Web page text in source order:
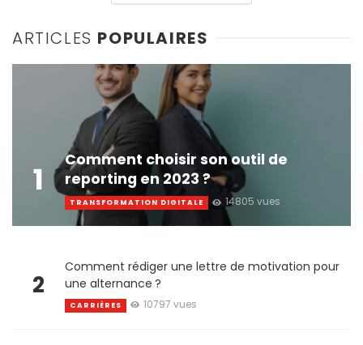
ARTICLES POPULAIRES
1
Comment choisir son outil de
reporting en 2023 ?
TRANSFORMATION DIGITALE 14805 vues
2
Comment rédiger une lettre de motivation pour
une alternance ?
CARRIÈRES 10797 vues